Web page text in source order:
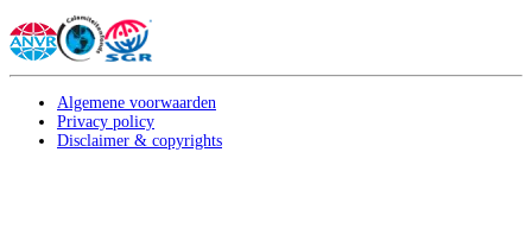
Algemene voorwaarden
Privacy policy
Disclaimer & copyrights